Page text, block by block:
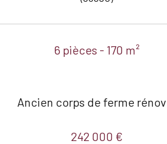
6 pièces - 170 m²
Ancien corps de ferme
242 000 €